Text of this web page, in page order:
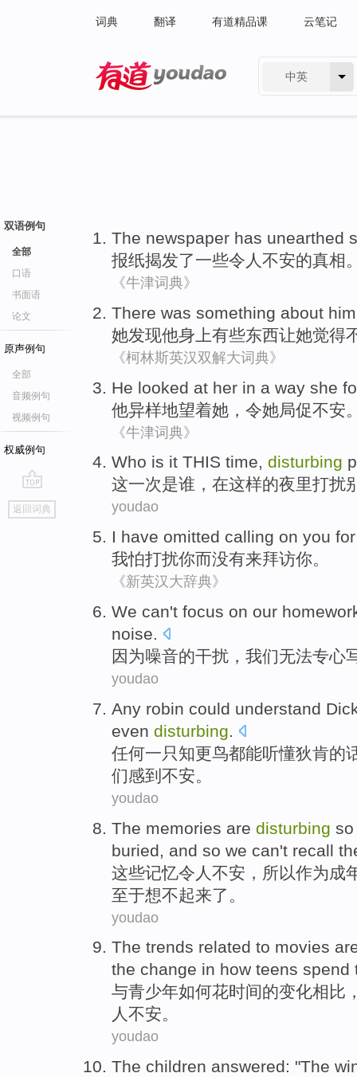
词典 翻译 有道精品课 云笔记
中英
双语例句
全部
口语
书面语
论文
原声例句
全部
音频例句
视频例句
权威例句
go
top
返回词典
The newspaper has unearthed
报纸揭发了一些令人不安的真相
《牛津词典》
There was something about him
她发现他身上有些东西让她觉得
《柯林斯英汉双解大词典》
He looked at her in a way she
他异样地望着她 ，令她局促不安
《牛津词典》
Who is it THIS time, disturbing
这一次是谁 ， 在这样的夜里打扰
youdao
I have omitted calling on you
我怕打扰你而没有来拜访你。
《新英汉大辞典》
We can't focus on our
noise.
因为噪音的干扰 ， 我们无法专心
youdao
Any robin could understand
even disturbing.
任何一只知更鸟都能听懂狄肯的
们感到不安。
youdao
The memories are disturbing so
buried , and so we can't recall
这些记忆令人 不安， 所以作为成
至于想不起来了。
youdao
The trends related to movies
the change in how teens spend
与青少年如何花时间的变化相比
人不安。
youdao
The children answered: "The